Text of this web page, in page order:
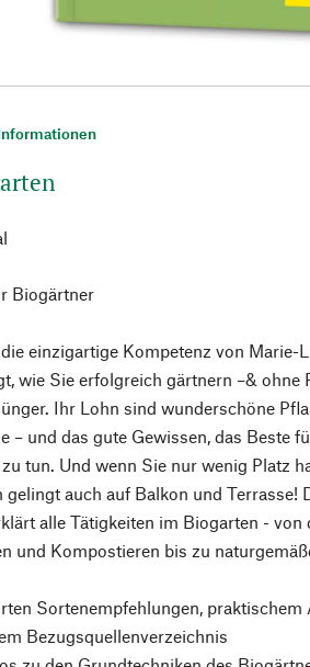
Biogärtner
einzigartige Kompetenz von Marie-
wie Sie erfolgreich gärtnern –& ohne
Ihr Lohn sind wunderschöne
– und das gute Gewissen, das Beste
tun. Und wenn Sie nur wenig Platz
gelingt auch auf Balkon und Terrasse!
alle Tätigkeiten im Biogarten - von
und Kompostieren bis zu
Sortenempfehlungen, praktischem
Bezugsquellenverzeichnis